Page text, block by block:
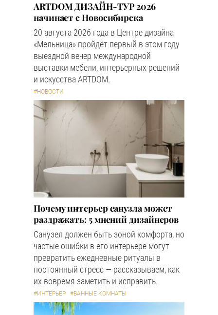
ARTDOM ДИЗАЙН-ТУР 2026
начинает с Новосибирска
20 августа 2026 года в Центре дизайна
«Мельница» пройдёт первый в этом году
выездной вечер международной
выставки мебели, интерьерных решений
и искусства ARTDOM.
#НОВОСТИ
Почему интерьер санузла может
раздражать: 5 мнений дизайнеров
Санузел должен быть зоной комфорта, но
частые ошибки в его интерьере могут
превратить ежедневные ритуалы в
постоянный стресс — рассказываем, как
их вовремя заметить и исправить.
#ИНТЕРЬЕР #ВАННЫЕ КОМНАТЫ